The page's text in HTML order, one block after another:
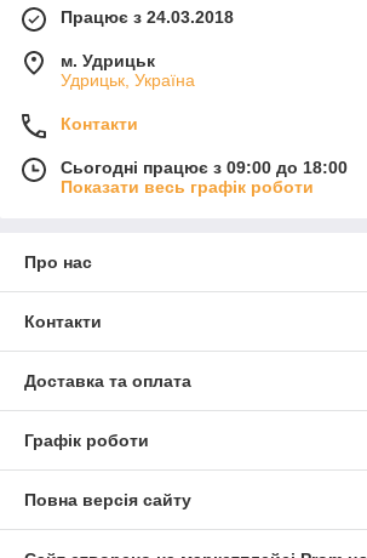
Працює з 24.03.2018
м. Удрицьк
Удрицьк, Україна
Контакти
Сьогодні працює з 09:00 до 18:00
Показати весь графік роботи
Про нас
Контакти
Доставка та оплата
Графік роботи
Повна версія сайту